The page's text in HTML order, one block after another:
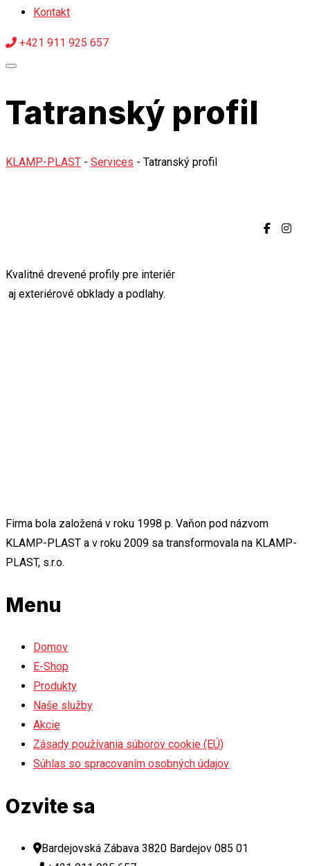
Kontakt
+421 911 925 657
Tatranský profil
KLAMP-PLAST - Services - Tatranský profil
Kvalitné drevené profily pre interiér
aj exteriérové obklady a podlahy.
Firma bola založená v roku 1998 p. Vaňon pod názvom
KLAMP-PLAST a v roku 2009 sa transformovala na KLAMP-
PLAST, s.r.o.
Menu
Domov
E-Shop
Produkty
Naše služby
Akcie
Zásady používania súborov cookie (EÚ)
Súhlas so spracovaním osobných údajov
Ozvite sa
Bardejovská Zábava 3820 Bardejov 085 01